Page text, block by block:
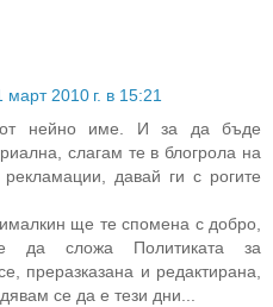
март 2010 г. в 15:21
нейно име. И за да бъде
слагам те в блогрола на
давай ги с рогите
ще те спомена с добро,
да сложа Политиката за
преразказана и редактирана,
се да е тези дни...